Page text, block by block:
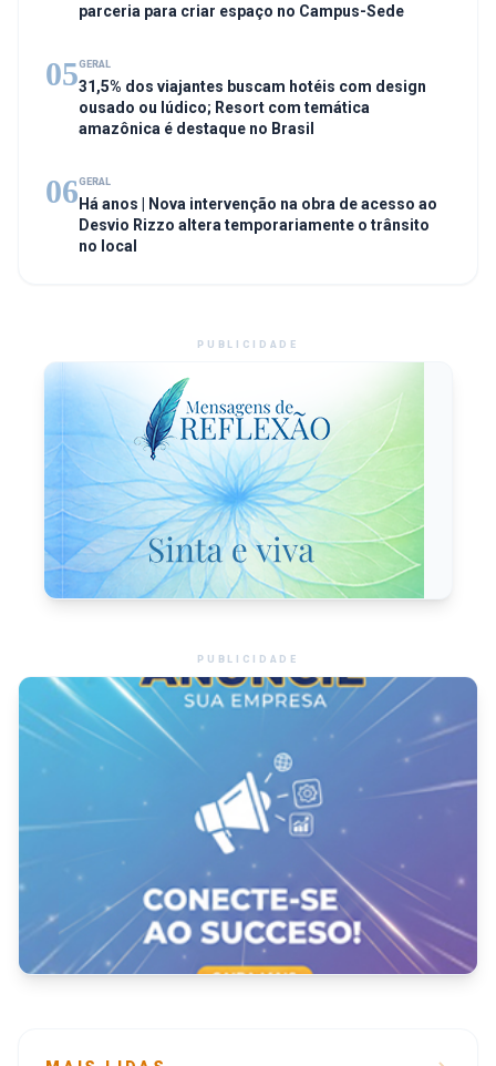
parceria para criar espaço no Campus-Sede
05GERAL
31,5% dos viajantes buscam hotéis com design
ousado ou lúdico; Resort com temática
amazônica é destaque no Brasil
06GERAL
Há anos | Nova intervenção na obra de acesso ao
Desvio Rizzo altera temporariamente o trânsito
no local
PUBLICIDADE
PUBLICIDADE